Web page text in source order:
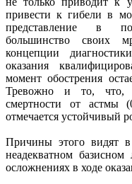
привести к гибели в
представление в
большинство своих
концепции
оказания
момент обострения
Тревожно и то, что,
смертности от астмы
отмечается устойчивый
Причины этого видят
неадекватном
осложнениях в ходе